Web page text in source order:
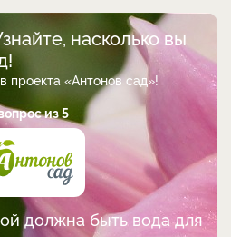
насколько вы
проекта «Антонов сад»!
из 5
должна быть вода для